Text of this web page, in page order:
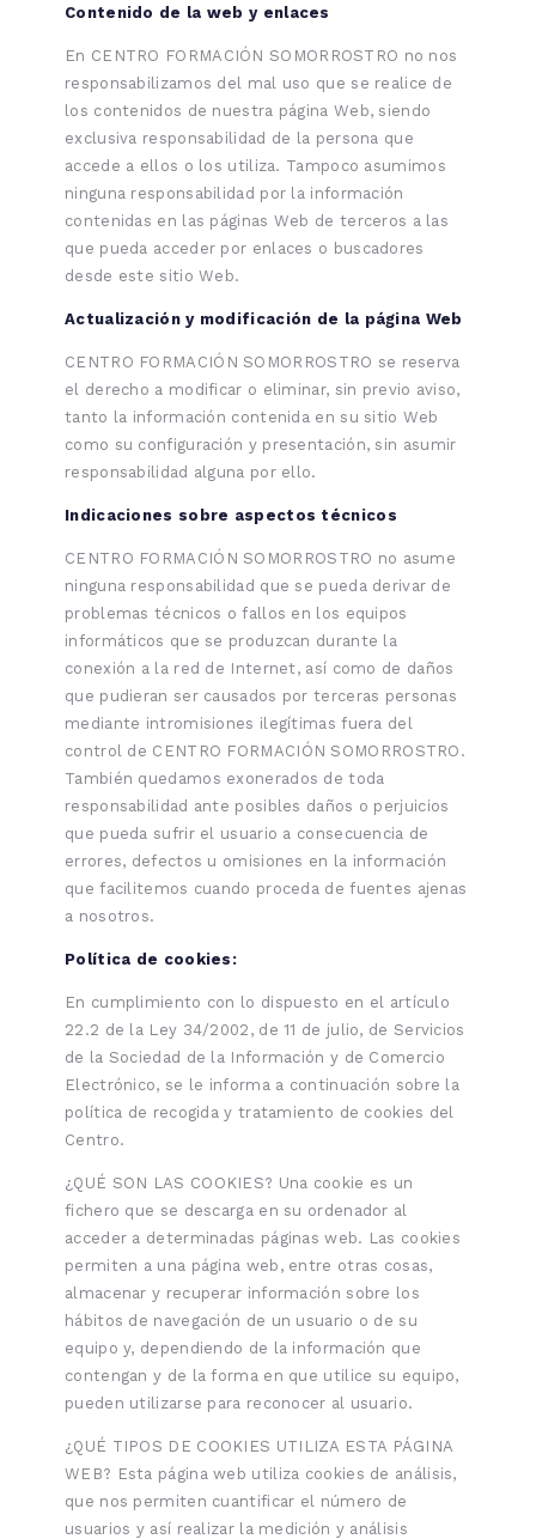
Contenido de la web y enlaces
En CENTRO FORMACIÓN SOMORROSTRO no nos
responsabilizamos del mal uso que se realice de
los contenidos de nuestra página Web, siendo
exclusiva responsabilidad de la persona que
accede a ellos o los utiliza. Tampoco asumimos
ninguna responsabilidad por la información
contenidas en las páginas Web de terceros a las
que pueda acceder por enlaces o buscadores
desde este sitio Web.
Actualización y modificación de la página Web
CENTRO FORMACIÓN SOMORROSTRO se reserva
el derecho a modificar o eliminar, sin previo aviso,
tanto la información contenida en su sitio Web
como su configuración y presentación, sin asumir
responsabilidad alguna por ello.
Indicaciones sobre aspectos técnicos
CENTRO FORMACIÓN SOMORROSTRO no asume
ninguna responsabilidad que se pueda derivar de
problemas técnicos o fallos en los equipos
informáticos que se produzcan durante la
conexión a la red de Internet, así como de daños
que pudieran ser causados por terceras personas
mediante intromisiones ilegítimas fuera del
control de CENTRO FORMACIÓN SOMORROSTRO.
También quedamos exonerados de toda
responsabilidad ante posibles daños o perjuicios
que pueda sufrir el usuario a consecuencia de
errores, defectos u omisiones en la información
que facilitemos cuando proceda de fuentes ajenas
a nosotros.
Política de cookies:
En cumplimiento con lo dispuesto en el artículo
22.2 de la Ley 34/2002, de 11 de julio, de Servicios
de la Sociedad de la Información y de Comercio
Electrónico, se le informa a continuación sobre la
política de recogida y tratamiento de cookies del
Centro.
¿QUÉ SON LAS COOKIES? Una cookie es un
fichero que se descarga en su ordenador al
acceder a determinadas páginas web. Las cookies
permiten a una página web, entre otras cosas,
almacenar y recuperar información sobre los
hábitos de navegación de un usuario o de su
equipo y, dependiendo de la información que
contengan y de la forma en que utilice su equipo,
pueden utilizarse para reconocer al usuario.
¿QUÉ TIPOS DE COOKIES UTILIZA ESTA PÁGINA
WEB? Esta página web utiliza cookies de análisis,
que nos permiten cuantificar el número de
usuarios y así realizar la medición y análisis